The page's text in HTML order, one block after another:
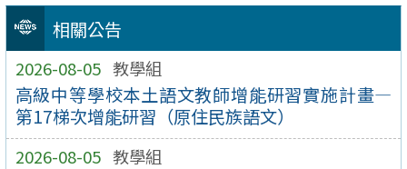
相關公告
2026-08-05 教學組
高級中等學校本土語文教師增能研習實施計畫—
第17梯次增能研習（原住民族語文）
2026-08-05 教學組